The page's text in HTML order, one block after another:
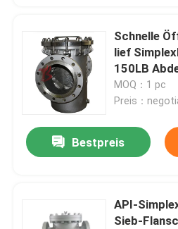
Schnelle
lief
150LB
MOQ：1 pc
Preis：
Bestpreis
API-
Sieb-